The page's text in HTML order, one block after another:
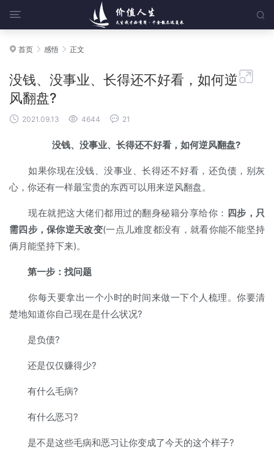
 
 首页  感悟  正文

没钱、没事业、长得还不好看，如何逆
风翻盘?
 2021.09.13  4644  21
没钱、没事业、长得还不好看，如何逆风翻盘?
如果你现在没钱、没事业、长得还不好看，还负债，别灰
心，你还有一样最宝贵的东西可以用来逆风翻盘。
现在就把这大佬们都用过的翻身秘籍分享给你： 四步，只
需四步，保你逆天改变(一点儿难度都没有，就看你能不能坚持
俩月能坚持下来)。
第一步：找问题
你每天要拿出一个小时的时间来做一下个人梳理。你要清
楚地知道你自己现在是什么状况?
是负债?
还是仅仅赚得少?
有什么毛病?
有什么恶习?
是不是这些毛病和恶习让你变成了今天的这个样子?